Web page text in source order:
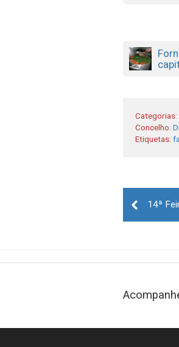
Categorias:
Concelho:
Etiquetas: